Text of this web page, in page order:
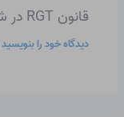
قانون RGT در شیمی
دیدگاه‌ خود را بنویسید